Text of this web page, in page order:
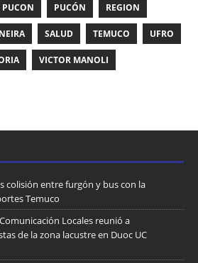
PUCON PUCÓN REGION
SALUD TEMUCO UFRO
VICTOR MANOLI
colisión entre furgón y bus con la
Temuco
Locales reunió a
de la zona lacustre en Duoc UC